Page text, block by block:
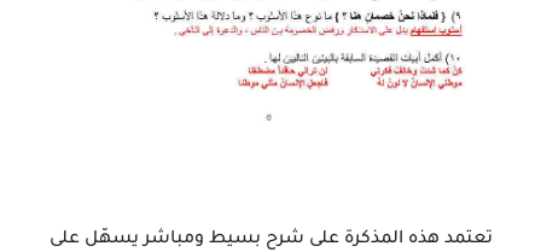
تعتمد هذه المذكرة على شرح بسيط ومباشر يسهّل على